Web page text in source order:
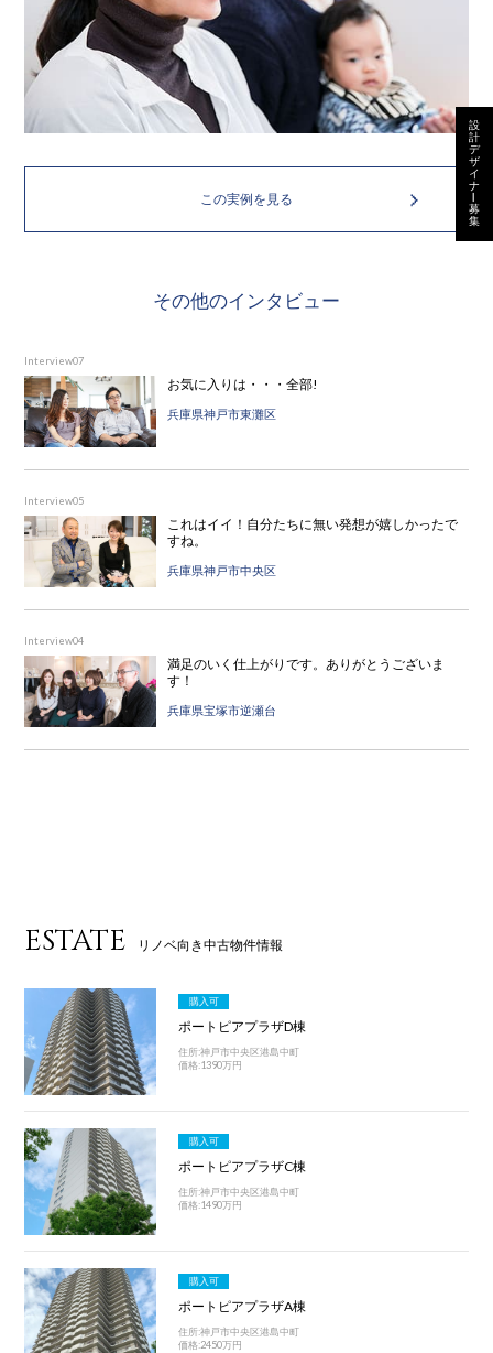
この実例を見る
その他のインタビュー
Interview07
お気に入りは・・・全部!
兵庫県神戸市東灘区
Interview05
これはイイ！自分たちに無い発想が嬉しかったで
すね。
兵庫県神戸市中央区
Interview04
満足のいく仕上がりです。ありがとうございま
す！
兵庫県宝塚市逆瀬台
ESTATE リノベ向き中古物件情報
購入可
ポートピアプラザD棟
住所:神戸市中央区港島中町
価格:1390万円
購入可
ポートピアプラザC棟
住所:神戸市中央区港島中町
価格:1490万円
購入可
ポートピアプラザA棟
住所:神戸市中央区港島中町
価格:2450万円
設
計
デ
ザ
イ
ナ
募
集